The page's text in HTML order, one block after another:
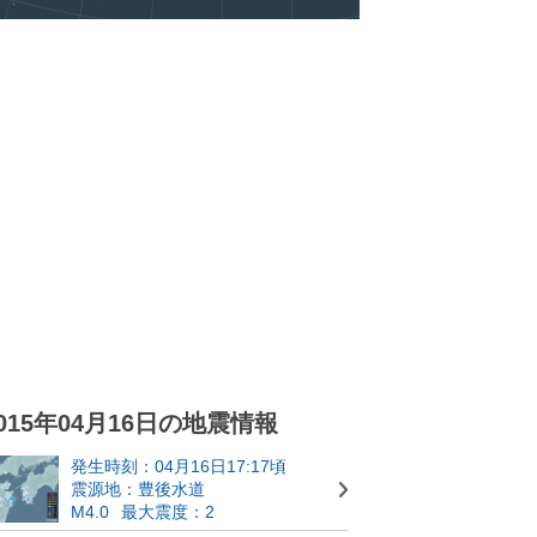
年04月16日の地震情報
発生時刻：04月16日17:17頃
震源地：豊後水道
M4.0
最大震度：2